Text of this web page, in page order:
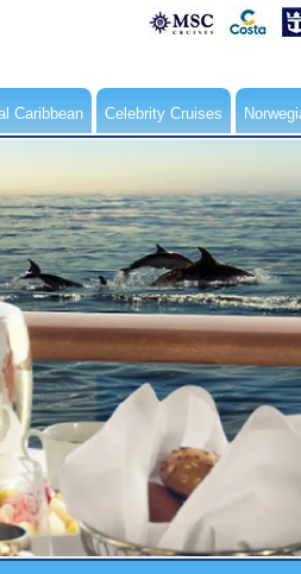
Caribbean Celebrity Cruises